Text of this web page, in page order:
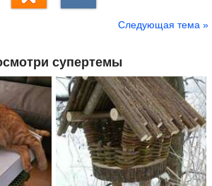
Следующая тема »
супертемы